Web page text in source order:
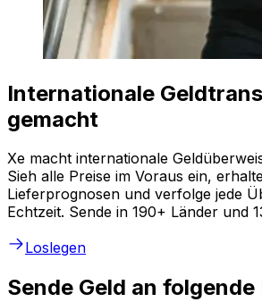
Internationale
gemacht
Xe macht internationale
Sieh alle Preise im Voraus ein,
Lieferprognosen und verfolge jede
Echtzeit. Sende in 190+ Länder und
Loslegen
Sende Geld an folgende